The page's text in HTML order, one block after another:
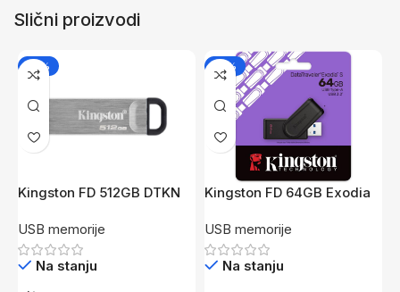
Slični proizvodi
-15%
Kingston FD 512GB DTKN
KysonStylish Capless
Metal Case,200MB/s read
USB memorije
Na stanju
-15%
Kingston FD 64GB Exodia
Exodia S
USB memorije
Na stanju